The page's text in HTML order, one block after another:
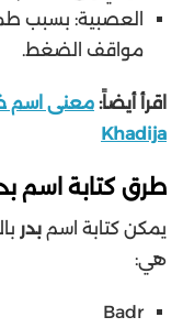
العصبية: بسبب
مواقف الضغط.
اقرأ أيضاً: معنى اسم
Khadija
طرق كتابة اسم بدر
يمكن كتابة اسم بدر
هي:
Badr